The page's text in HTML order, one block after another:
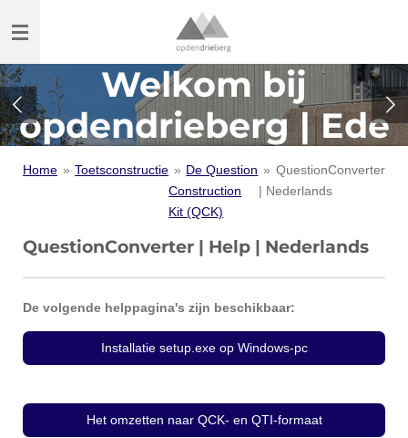
direct
de
hoofdinhoud
Welkom bij
opdendrieberg | Ede
Home » Toetsconstructie » De Question
Construction
Kit (QCK)
» QuestionConverter
| Nederlands
QuestionConverter | Help | Nederlands
De volgende helppagina's zijn beschikbaar:
Installatie setup.exe op Windows-pc
Het omzetten naar QCK- en QTI-formaat